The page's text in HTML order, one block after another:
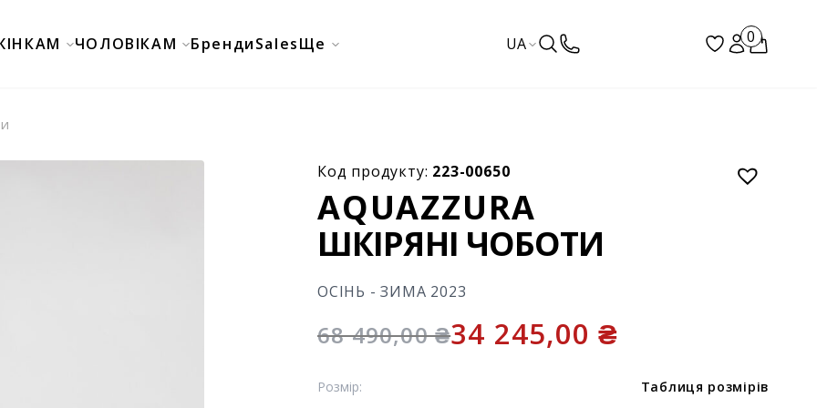
ЧОЛОВІКАМ БрендиSalesЩе UA 0
ОСІНЬ - ЗИМА 2023
AQUAZZURA
Код продукту: 223-00650
ШКІРЯНІ ЧОБОТИ
68 490,00₴34 245,00₴
Розмір: Таблиця розмірів